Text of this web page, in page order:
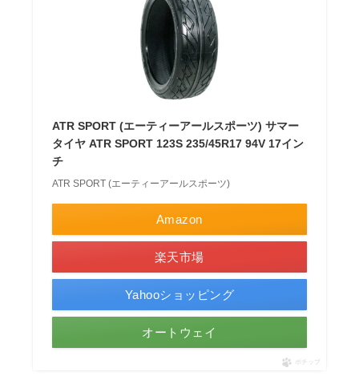
ATR SPORT (エーティーアールスポーツ) サマー
タイヤ ATR SPORT 123S 235/45R17 94V 17イン
チ
ATR SPORT (エーティーアールスポーツ)
Amazon
楽天市場
Yahooショッピング
オートウェイ
ポチップ